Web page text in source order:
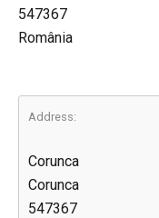
547367
România
Address:
Corunca
Corunca
547367